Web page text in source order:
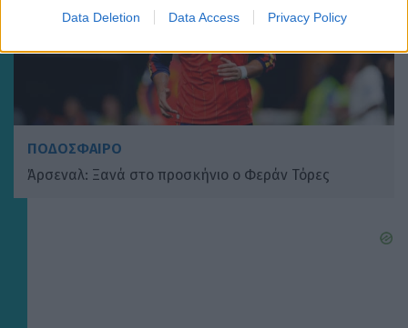
Data Deletion Data Access Privacy Policy
ΠΟΔΟΣΦΑΙΡΟ
Άρσεναλ: Ξανά στο προσκήνιο ο Φεράν Τόρες